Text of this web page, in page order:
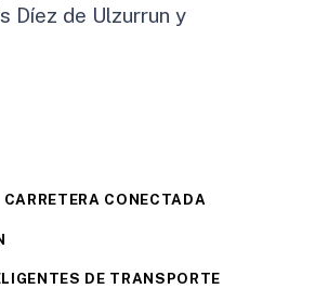
Díez de Ulzurrun y
CARRETERA CONECTADA
DE TRANSPORTE